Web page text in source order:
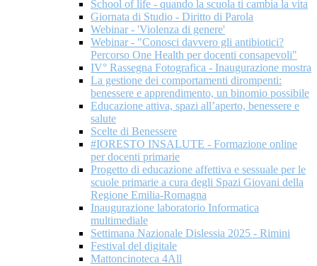
School of life - quando la scuola ti cambia la vita
Giornata di Studio - Diritto di Parola
Webinar - 'Violenza di genere'
Webinar - "Conosci davvero gli antibiotici?
Percorso One Health per docenti consapevoli"
IV° Rassegna Fotografica - Inaugurazione mostra
La gestione dei comportamenti dirompenti:
benessere e apprendimento, un binomio possibile
Educazione attiva, spazi all’aperto, benessere e
salute
Scelte di Benessere
#IORESTO INSALUTE - Formazione online
per docenti primarie
Progetto di educazione affettiva e sessuale per le
scuole primarie a cura degli Spazi Giovani della
Regione Emilia-Romagna
Inaugurazione laboratorio Informatica
multimediale
Settimana Nazionale Dislessia 2025 - Rimini
Festival del digitale
Mattoncinoteca 4All